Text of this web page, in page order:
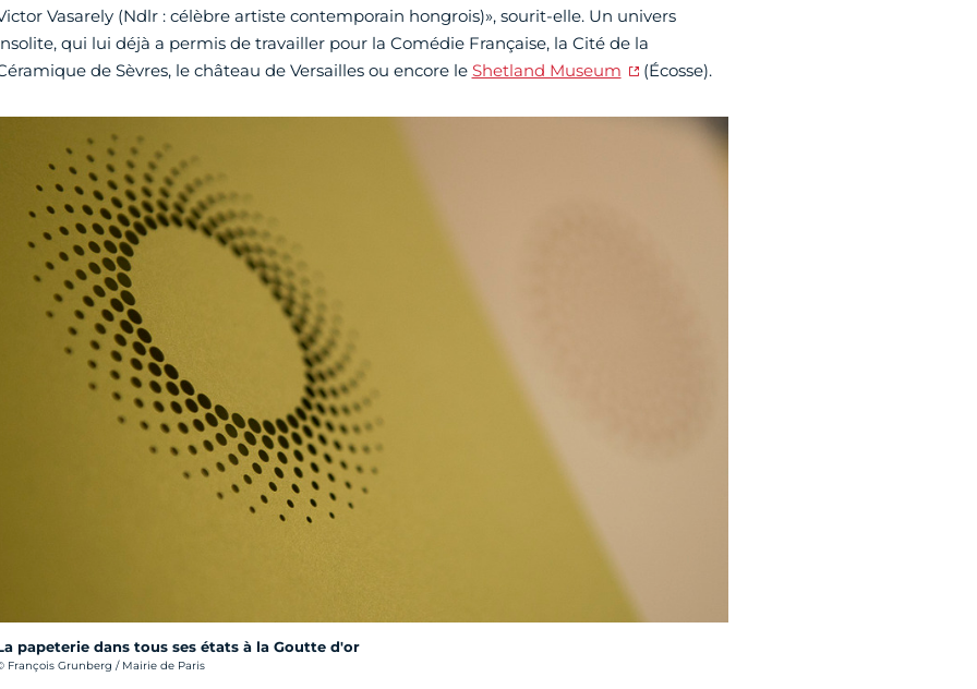
Vasarely (Ndlr : célèbre artiste contemporain hongrois)», sourit-elle. Un univers
qui lui déjà a permis de travailler pour la Comédie Française, la Cité de la
de Sèvres, le château de Versailles ou encore le Shetland Museum (Écosse).
papeterie dans tous ses états à la Goutte d'or
photo :
François Grunberg / Mairie de Paris